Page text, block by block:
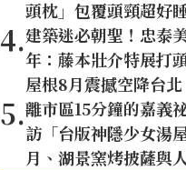
頭枕」包覆頭頸超好
4.建築迷必朝聖！忠泰
年：藤本壯介特展打
屋根8月震撼空降台北
5.離市區15分鐘的嘉義
訪「台版神隱少女湯
月、湖景窯烤披薩與